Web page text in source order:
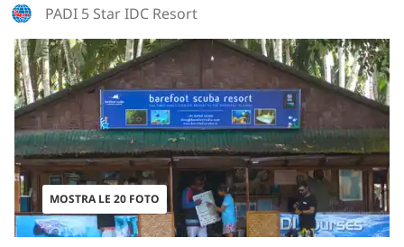
PADI 5 Star IDC Resort
MOSTRA LE 20 FOTO